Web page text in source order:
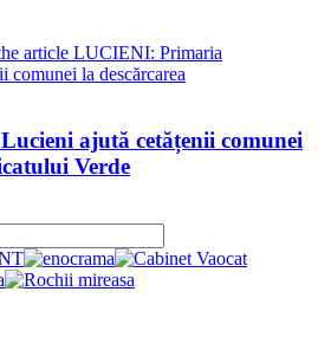
ajută cetățenii comunei
Verde
Escape